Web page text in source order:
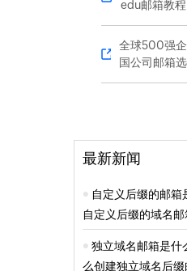
edu邮箱教程
全球500强
国公司邮箱
最新新闻
自定义后缀的邮箱
自定义后缀的域名邮
独立域名邮箱是什
么创建独立域名后缀